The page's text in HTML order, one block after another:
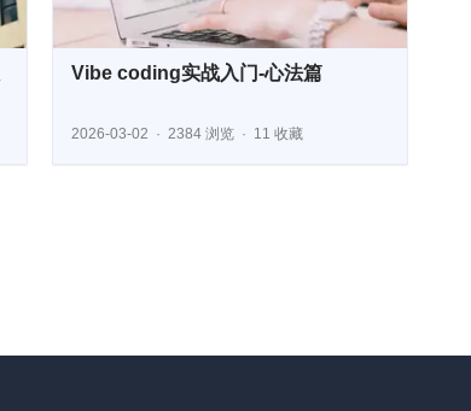
Vibe coding实战入门-心法篇
2026-03-02 2384 浏览 11 收藏